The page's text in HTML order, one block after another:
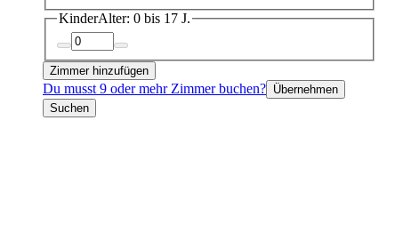
KinderAlter: 0 bis 17 J.
Zimmer hinzufügen
Du musst 9 oder mehr Zimmer buchen? Übernehmen
Suchen